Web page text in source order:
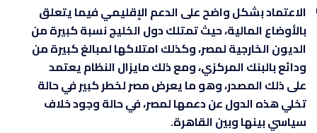
الاعتماد بشكل واضح على الدعم الإقليمي فيما يتعلق
بالأوضاع المالية، حيث تمتلك دول الخليج نسبة كبيرة من
الديون الخارجية لمصر، وكذلك امتلاكها لمبالغ كبيرة من
ودائع بالبنك المركزي، ومع ذلك مايزال النظام يعتمد
على ذلك المصدر، وهو ما يعرض مصر لخطر كبير في حالة
تخلي هذه الدول عن دعمها لمصر، في حالة وجود خلاف
سياسي بينها وبين القاهرة.